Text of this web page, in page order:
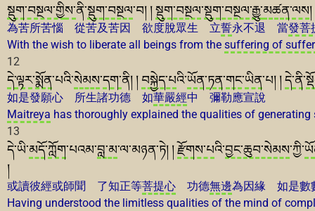
སྡུག་བསྔལ་གྱིས་ནི་སྡུག་བསྔལ་བ། །སྡུག་བསྔལ་སྡུག་བསྔལ་རྒྱུ་མཚན་ལས
為苦所苦惱 從苦及苦因 欲度脫眾生 立誓永不退 當發菩
With the wish to liberate all beings from the suffering of
12
དེ་ལྟར་སྨོན་པའི་སེམས་དག་ནི། ། བསྐྱེད་པའི་ཡོན་ཏན་གང་ཡིན་པ། །དེ་ནི་
如是發願心 所生諸功德 如華嚴經中 彌勒應宣說
Maitreya has thoroughly explained the qualities of
13
དེ་ཡི་མདོ་ཀློག་པའམ་བླ་མ་ལ་མཉན་ཏེ། །རྫོགས་པའི་བྱང་ཆུབ་སེམས་ཀྱི་
།
或讀彼經或師聞 了知正等菩提心 功德無邊為因緣 如是數
Having understood the limitless qualities of the mind of